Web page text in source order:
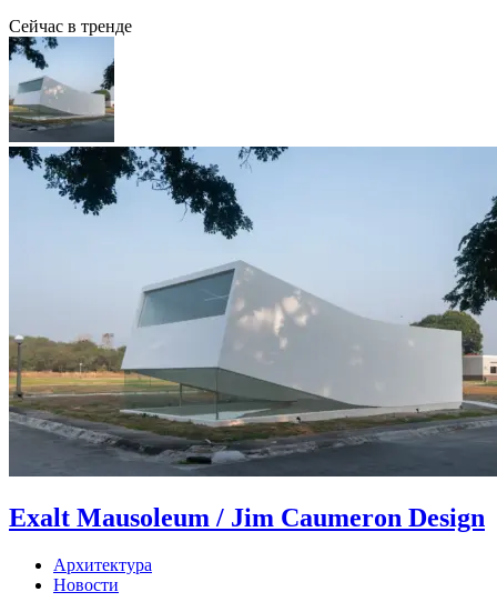
Сейчас в тренде
Exalt Mausoleum / Jim Caumeron Design
Архитектура
Новости